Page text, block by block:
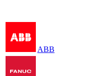
ABB